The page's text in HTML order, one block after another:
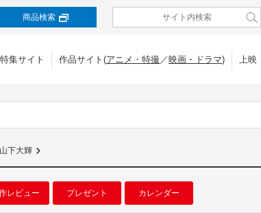
商品検索
特集サイト 作品サイト(アニメ・特撮／映画・ドラマ) 上映
山下大輝
レビュー プレゼント カレンダー